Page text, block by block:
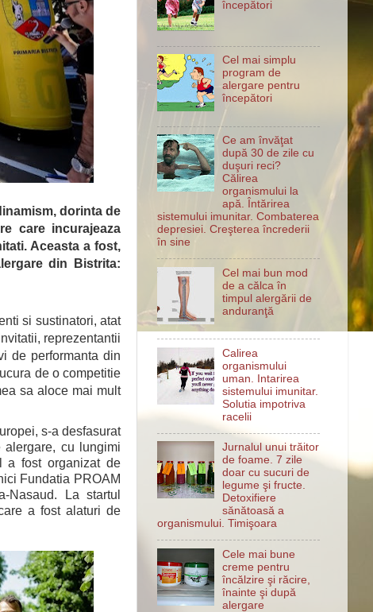
dorinta de
care incurajeaza
Aceasta a fost,
din Bistrita:
si sustinatori, atat
reprezentantii
de performanta din
de o competitie
sa aloce mai mult
s-a desfasurat
cu lungimi
a fost organizat de
Fundatia PROAM
Nasaud. La startul
a fost alaturi de
începători
Cel mai simplu
program de
alergare pentru
începători
Ce am învăţat
după 30 de zile cu
duşuri reci?
Călirea
organismului la
apă. Întărirea
sistemului imunitar. Combaterea
depresiei. Creşterea încrederii
în sine
Cel mai bun mod
de a călca în
timpul alergării de
anduranţă
Calirea
organismului
uman. Intarirea
sistemului imunitar.
Solutia impotriva
racelii
Jurnalul unui trăitor
de foame. 7 zile
doar cu sucuri de
legume şi fructe.
Detoxifiere
sănătoasă a
organismului. Timişoara
Cele mai bune
creme pentru
încălzire şi răcire,
înainte şi după
alergare